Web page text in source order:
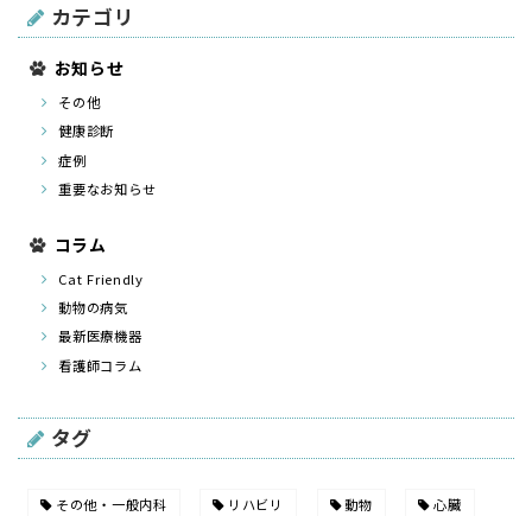
カテゴリ
お知らせ
その他
健康診断
症例
重要なお知らせ
コラム
Cat Friendly
動物の病気
最新医療機器
看護師コラム
タグ
その他・一般内科 リハビリ 動物 心臓